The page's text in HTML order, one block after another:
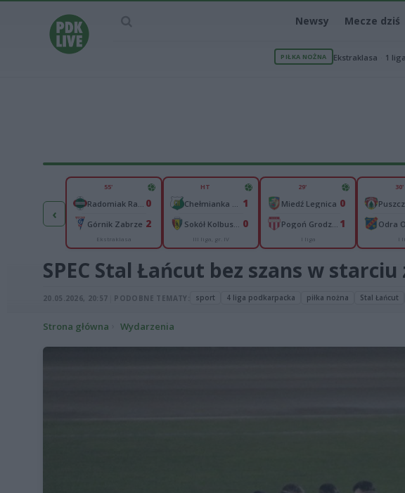
Newsy Mecze dziś
PIŁKA NOŻNA Ekstraklasa 1 liga
‹
40
50
55'
0
Górnik Zabrze 2
Ekstraklasa
HT
1
0
III liga, gr. IV
29'
Miedź Legnica 0
1
I liga
30'
Odra
I
SPEC Stal Łańcut bez szans w
20.05.2026, 20:57 PODOBNE TEMATY: sport 4 liga podkarpacka piłka nożna Stal Łańcut
Strona główna Wydarzenia